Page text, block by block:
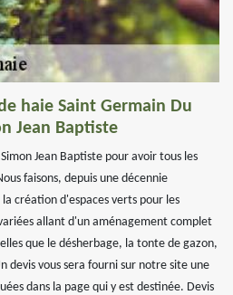
haie Saint Germain Du
Jean Baptiste
Jean Baptiste pour avoir tous les
faisons, depuis une décennie
création d'espaces verts pour les
allant d'un aménagement complet
que le désherbage, la tonte de gazon,
devis vous sera fourni sur notre site une
dans la page qui y est destinée. Devis